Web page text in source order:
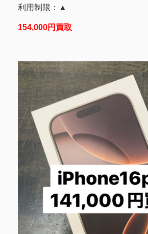
利用制限：▲
154,000円買取